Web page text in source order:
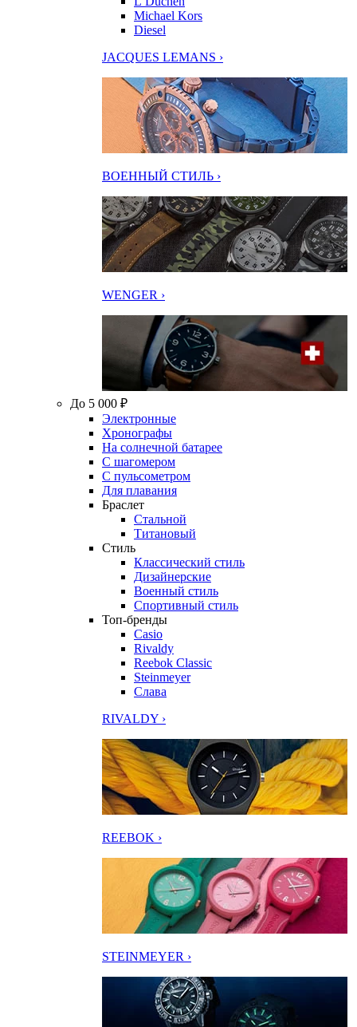
Michael Kors
Diesel
JACQUES LEMANS ›
ВОЕННЫЙ СТИЛЬ ›
WENGER ›
До 5 000 ₽
Электронные
Хронографы
На солнечной батарее
С шагомером
С пульсометром
Для плавания
Браслет
Стальной
Титановый
Стиль
Классический стиль
Дизайнерские
Военный стиль
Спортивный стиль
Топ-бренды
Casio
Rivaldy
Reebok Classic
Steinmeyer
Слава
RIVALDY ›
REEBOK ›
STEINMEYER ›